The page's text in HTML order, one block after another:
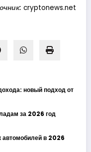
cryptonews.net
новый подход от
за 2026 год
автомобилей в 2026